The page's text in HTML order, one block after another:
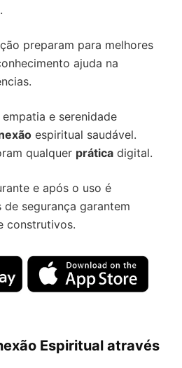
preparam para melhores
ajuda na
e serenidade
espiritual saudável.
qualquer prática digital.
e após o uso é
segurança garantem
construtivos.
Espiritual através